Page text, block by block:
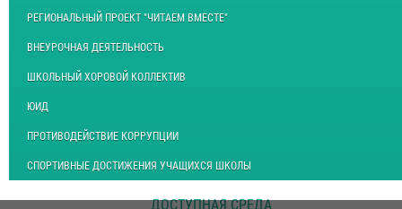
РЕГИОНАЛЬНЫЙ ПРОЕКТ "ЧИТАЕМ ВМЕСТЕ"
ВНЕУРОЧНАЯ ДЕЯТЕЛЬНОСТЬ
ШКОЛЬНЫЙ ХОРОВОЙ КОЛЛЕКТИВ
ЮИД
ПРОТИВОДЕЙСТВИЕ КОРРУПЦИИ
СПОРТИВНЫЕ ДОСТИЖЕНИЯ УЧАЩИХСЯ ШКОЛЫ
ДОСТУПНАЯ СРЕДА